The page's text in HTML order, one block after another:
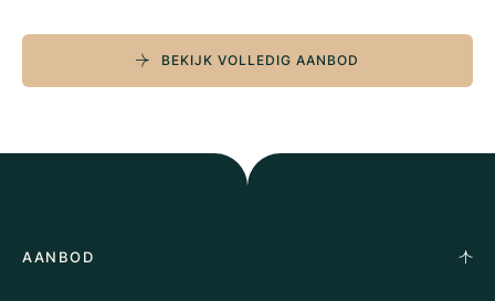
BEKIJK VOLLEDIG AANBOD
AANBOD